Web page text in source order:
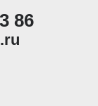
86